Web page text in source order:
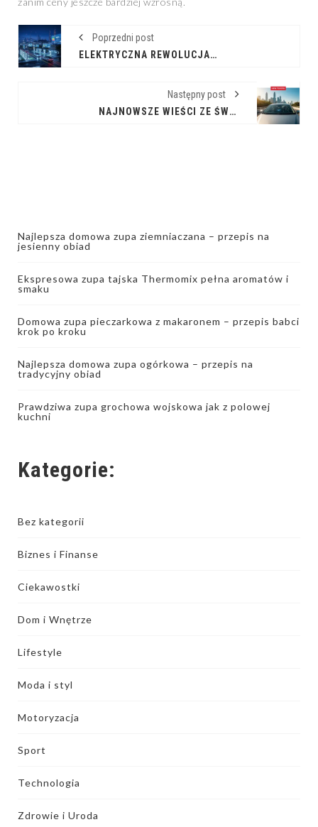
Poprzedni post
ELEKTRYCZNA REWOLUCJA: NAJNOWSZE DONIESIENIA ZE ŚWIATA EV
Następny post
NAJNOWSZE WIEŚCI ZE ŚWIATA TOYOTY - DZIŚ
Najlepsza domowa zupa ziemniaczana – przepis na
jesienny obiad
Ekspresowa zupa tajska Thermomix pełna aromatów i
smaku
Domowa zupa pieczarkowa z makaronem – przepis babci
krok po kroku
Najlepsza domowa zupa ogórkowa – przepis na
tradycyjny obiad
Prawdziwa zupa grochowa wojskowa jak z polowej
kuchni
Kategorie:
Bez kategorii
Biznes i Finanse
Ciekawostki
Dom i Wnętrze
Lifestyle
Moda i styl
Motoryzacja
Sport
Technologia
Zdrowie i Uroda